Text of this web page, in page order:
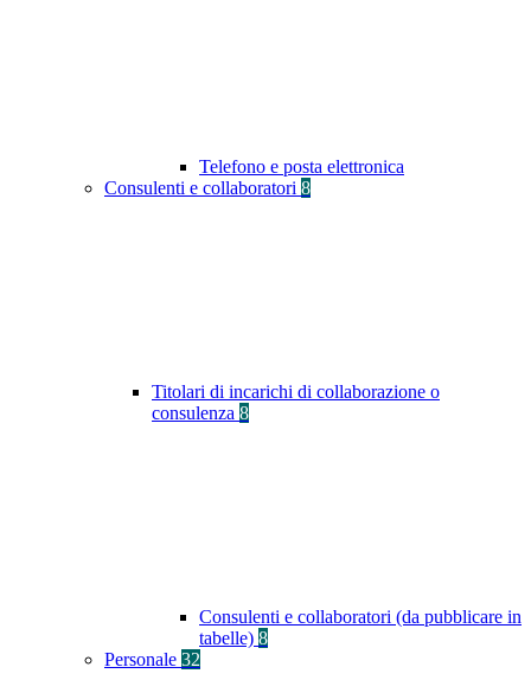
Telefono e posta elettronica
Consulenti e collaboratori 8
Titolari di incarichi di collaborazione o
consulenza 8
Consulenti e collaboratori (da pubblicare in
tabelle) 8
Personale 32